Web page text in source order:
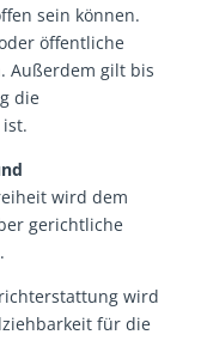
sein können.
öffentliche
Außerdem gilt bis
die
wird dem
gerichtliche
wird
für die